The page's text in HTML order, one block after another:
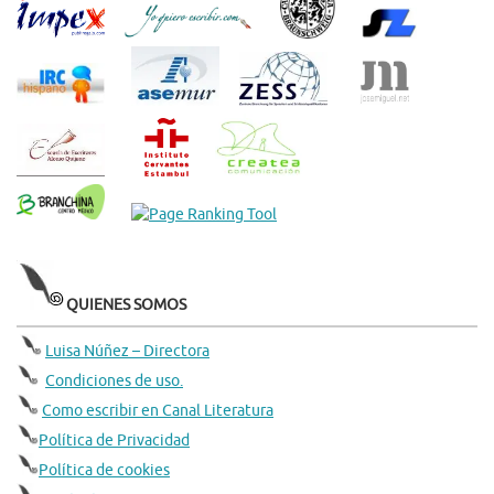
QUIENES SOMOS
Luisa Núñez – Directora
Condiciones de uso.
Como escribir en Canal Literatura
Política de Privacidad
Política de cookies